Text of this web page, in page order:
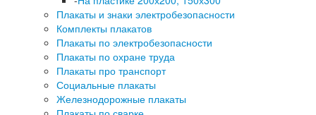
Плакаты и знаки электробезопасности
Комплекты плакатов
Плакаты по электробезопасности
Плакаты по охране труда
Плакаты про транспорт
Социальные плакаты
Железнодорожные плакаты